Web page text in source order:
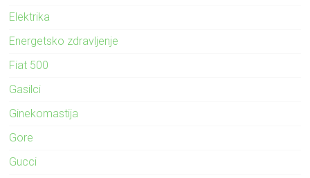
Elektrika
Energetsko zdravljenje
Fiat 500
Gasilci
Ginekomastija
Gore
Gucci